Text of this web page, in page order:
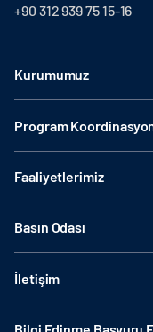
+90 312 939 75 15-16
Kurumumuz
Program
Faaliyetlerimiz
Basın Odası
İletişim